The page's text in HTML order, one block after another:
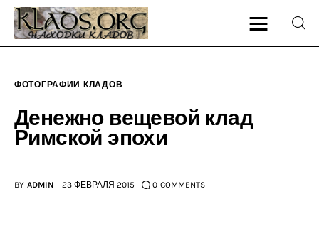
О блоге
ФОТОГРАФИИ КЛАДОВ
Денежно вещевой клад
Римской эпохи
BY ADMIN 23 ФЕВРАЛЯ 2015 0 COMMENTS